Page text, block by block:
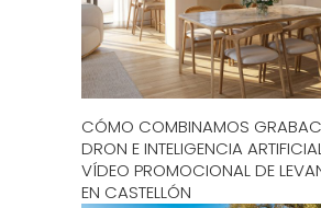
CÓMO COMBINAMOS
DRON E INTELIGENCIA
VÍDEO PROMOCIONAL DE
EN CASTELLÓN